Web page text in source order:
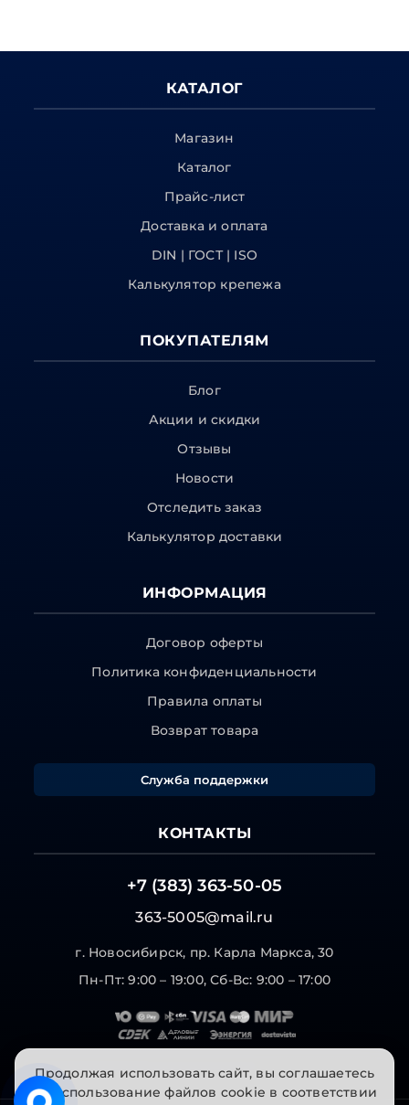
КАТАЛОГ
Магазин
Каталог
Прайс-лист
Доставка и оплата
DIN | ГОСТ | ISO
Калькулятор крепежа
ПОКУПАТЕЛЯМ
Блог
Акции и скидки
Отзывы
Новости
Отследить заказ
Калькулятор доставки
ИНФОРМАЦИЯ
Договор оферты
Политика конфиденциальности
Правила оплаты
Возврат товара
Служба поддержки
КОНТАКТЫ
+7 (383) 363-50-05
363-5005@mail.ru
г. Новосибирск, пр. Карла Маркса, 30
Пн-Пт: 9:00 – 19:00, Сб-Вс: 9:00 – 17:00
Продолжая использовать сайт, вы соглашаетесь
на использование файлов cookie в соответствии